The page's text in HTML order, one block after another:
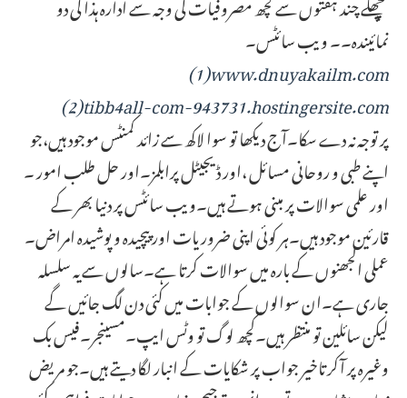
نمائیندہ۔۔ ویب سائٹس۔
(1)www.dnuyakailm.com
(2)tibb4all-com-943731.hostingersite.com
پر توجہ نہ دے سکا۔آج دیکھا تو سوا لاکھ سے زائد کمنٹس موجود ہیں،جو
اپنے طبی و روحانی مسائل ،اور ڈیجیٹل پرابلمز۔اور حل طلب امور ۔
اور علمی سوالات پر مبنی ہوتے ہیں۔ویب سائٹس پر دنیا بھر کے
قارئین موجود ہیں۔ہر کوئی اپنی ضروریات اور پیچیدہ و پوشیدہ امراض۔
عملی الجھنوں کے بارہ میں سوالات کرتا ہے۔سالوں سے یہ سلسلہ
جاری ہے۔ان سوالوں کے جوابات میں کئی دن لگ جائیں گے
لیکن سائلین تو منتظر ہیں۔کچھ لوگ تو وٹس ایپ۔مسینجر۔فیس بک
وغیرہ پر آکر تاخیر جواب پر شکایات کے انبار لگا دیتے ہیں۔جو مریض